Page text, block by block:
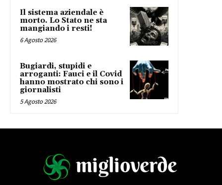
Il sistema aziendale è
morto. Lo Stato ne sta
mangiando i resti!
6 Agosto 2026
Bugiardi, stupidi e
arroganti: Fauci e il Covid
hanno mostrato chi sono i
giornalisti
5 Agosto 2026